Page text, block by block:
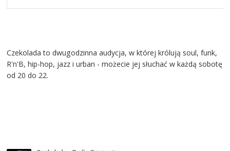
Czekolada to dwugodzinna audycja, w której królują soul, funk,
R'n'B, hip-hop, jazz i urban - możecie jej słuchać w każdą sobotę
od 20 do 22.